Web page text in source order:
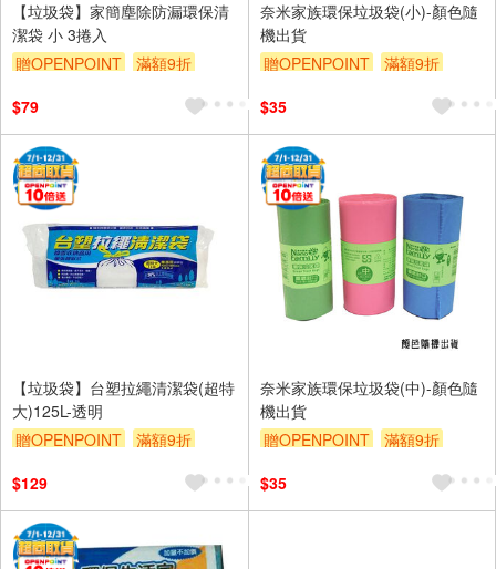
【垃圾袋】家簡塵除防漏環保清
潔袋 小 3捲入
贈OPENPOINT
滿額9折
$79
奈米家族環保垃圾袋(小)-顏色隨
機出貨
贈OPENPOINT
滿額9折
$35
【垃圾袋】台塑拉繩清潔袋(超特
大)125L-透明
贈OPENPOINT
滿額9折
$129
奈米家族環保垃圾袋(中)-顏色隨
機出貨
贈OPENPOINT
滿額9折
$35